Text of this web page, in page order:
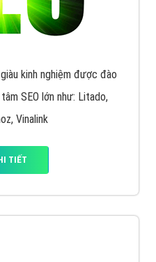
kinh nghiệm được đào
SEO lớn như: Litado,
Vinalink
TIẾT